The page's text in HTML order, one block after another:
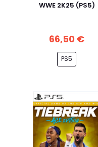
WWE 2K25 (PS5)
66,50 €
PS5